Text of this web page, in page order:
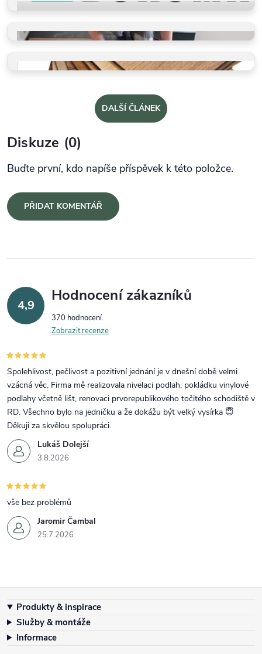
Více než schody a vinyl
Takto je děláme v BUKOMĚ
DALŠÍ ČLÁNEK
Diskuze (0)
Buďte první, kdo napíše příspěvek k této položce.
PŘIDAT KOMENTÁŘ
4,9
Hodnocení zákazníků
370 hodnocení
Zobrazit recenze
Lukáš Dolejší
3.8.2026
Spolehlivost, pečlivost a pozitivní jednání je v dnešní době velmi
vzácná věc. Firma mě realizovala nivelaci podlah, pokládku vinylové
podlahy včetně lišt, renovaci prvorepublikového točitého schodiště v
RD. Všechno bylo na jedničku a že dokážu být velký vysírka 😇
Děkuji za skvělou spolupráci.
Jaromir Čambal
25.7.2026
vše bez problémů
Produkty & inspirace
Služby & montáže
Informace